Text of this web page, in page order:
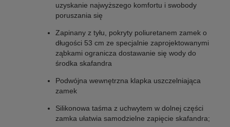
uzyskanie najwyższego komfortu i swobody
poruszania się
Zapinany z tyłu, pokryty poliuretanem zamek o
długości 53 cm ze specjalnie zaprojektowanymi
ząbkami ogranicza dostawanie się wody do
środka skafandra
Podwójna wewnętrzna klapka uszczelniająca
zamek
Silikonowa taśma z uchwytem w dolnej części
zamka ułatwia samodzielne zapięcie skafandra;